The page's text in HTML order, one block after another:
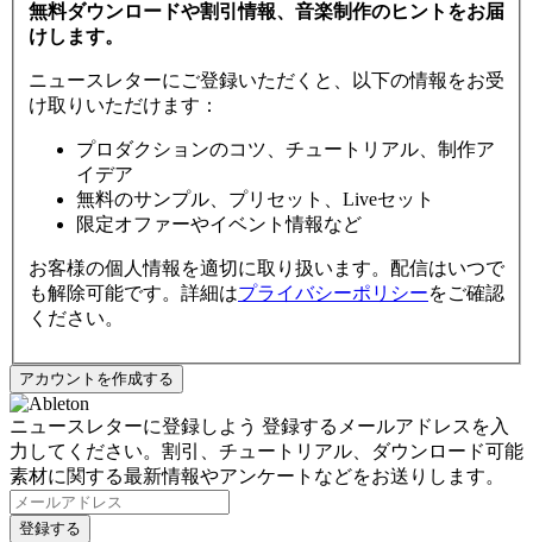
無料ダウンロードや割引情報、音楽制作のヒントをお届
けします。
ニュースレターにご登録いただくと、以下の情報をお受
け取りいただけます：
プロダクションのコツ、チュートリアル、制作ア
イデア
無料のサンプル、プリセット、Liveセット
限定オファーやイベント情報など
お客様の個人情報を適切に取り扱います。配信はいつで
も解除可能です。詳細はプライバシーポリシーをご確認
ください。
ニュースレターに登録しよう 登録するメールアドレスを入
力してください。割引、チュートリアル、ダウンロード可能
素材に関する最新情報やアンケートなどをお送りします。